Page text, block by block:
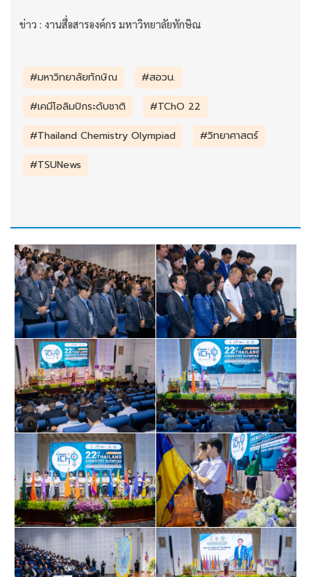
ข่าว : งานสื่อสารองค์กร มหาวิทยาลัยทักษิณ
#มหาวิทยาลัยทักษิณ
#สอวน.
#เคมีโอลิมปิกระดับชาติ
#TChO 22
#Thailand Chemistry Olympiad
#วิทยาศาสตร์
#TSUNews